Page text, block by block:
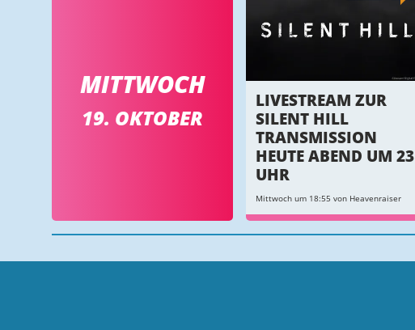
MITTWOCH
19. OKTOBER
LIVESTREAM ZUR
SILENT HILL
TRANSMISSION
HEUTE ABEND UM 23
UHR
Mittwoch um 18:55 von Heavenraiser